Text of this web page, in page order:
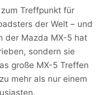
Treffpunkt für
der Welt – und
der Mazda MX-5 hat
sondern sie
große MX-5 Treffen
mehr als nur einem